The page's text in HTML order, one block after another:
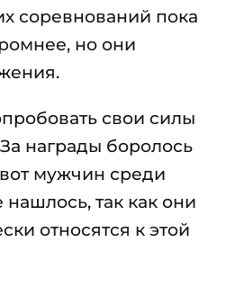
соревнований пока
но они
свои силы
награды боролось
мужчин среди
нашлось, так как они
относятся к этой